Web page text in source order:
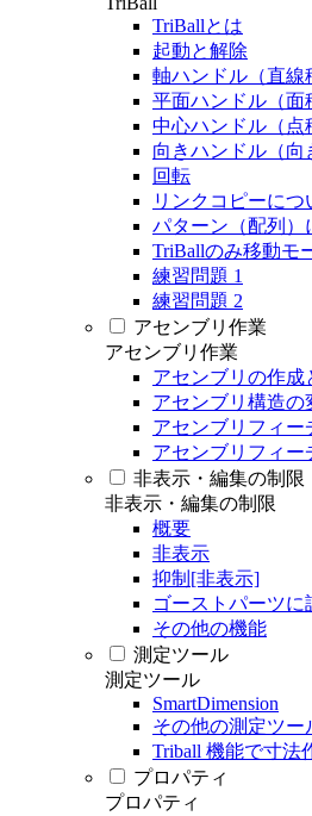
TriBallとは
起動と解除
軸ハンドル（直線
平面ハンドル（面
中心ハンドル（点
向きハンドル（向
回転
リンクコピーにつ
パターン（配列）
TriBallのみ移動モ
練習問題 1
練習問題 2
アセンブリ作業
アセンブリ作業
アセンブリの作成
アセンブリ構造の
アセンブリフィー
アセンブリフィー
非表示・編集の制限
非表示・編集の制限
概要
非表示
抑制[非表示]
ゴーストパーツに
その他の機能
測定ツール
測定ツール
SmartDimension
その他の測定ツー
Triball 機能で寸法
プロパティ
プロパティ